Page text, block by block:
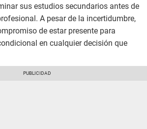
sus estudios secundarios antes de
A pesar de la incertidumbre,
de estar presente para
en cualquier decisión que